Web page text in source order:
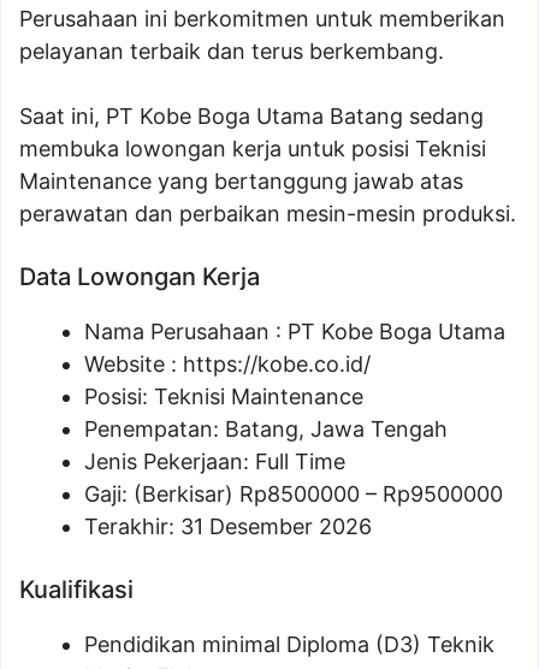
Perusahaan ini berkomitmen untuk memberikan
pelayanan terbaik dan terus berkembang.
Saat ini, PT Kobe Boga Utama Batang sedang
membuka lowongan kerja untuk posisi Teknisi
Maintenance yang bertanggung jawab atas
perawatan dan perbaikan mesin-mesin produksi.
Data Lowongan Kerja
Nama Perusahaan : PT Kobe Boga Utama
Website : https://kobe.co.id/
Posisi: Teknisi Maintenance
Penempatan: Batang, Jawa Tengah
Jenis Pekerjaan: Full Time
Gaji: (Berkisar) Rp8500000 – Rp9500000
Terakhir: 31 Desember 2026
Kualifikasi
Pendidikan minimal Diploma (D3) Teknik